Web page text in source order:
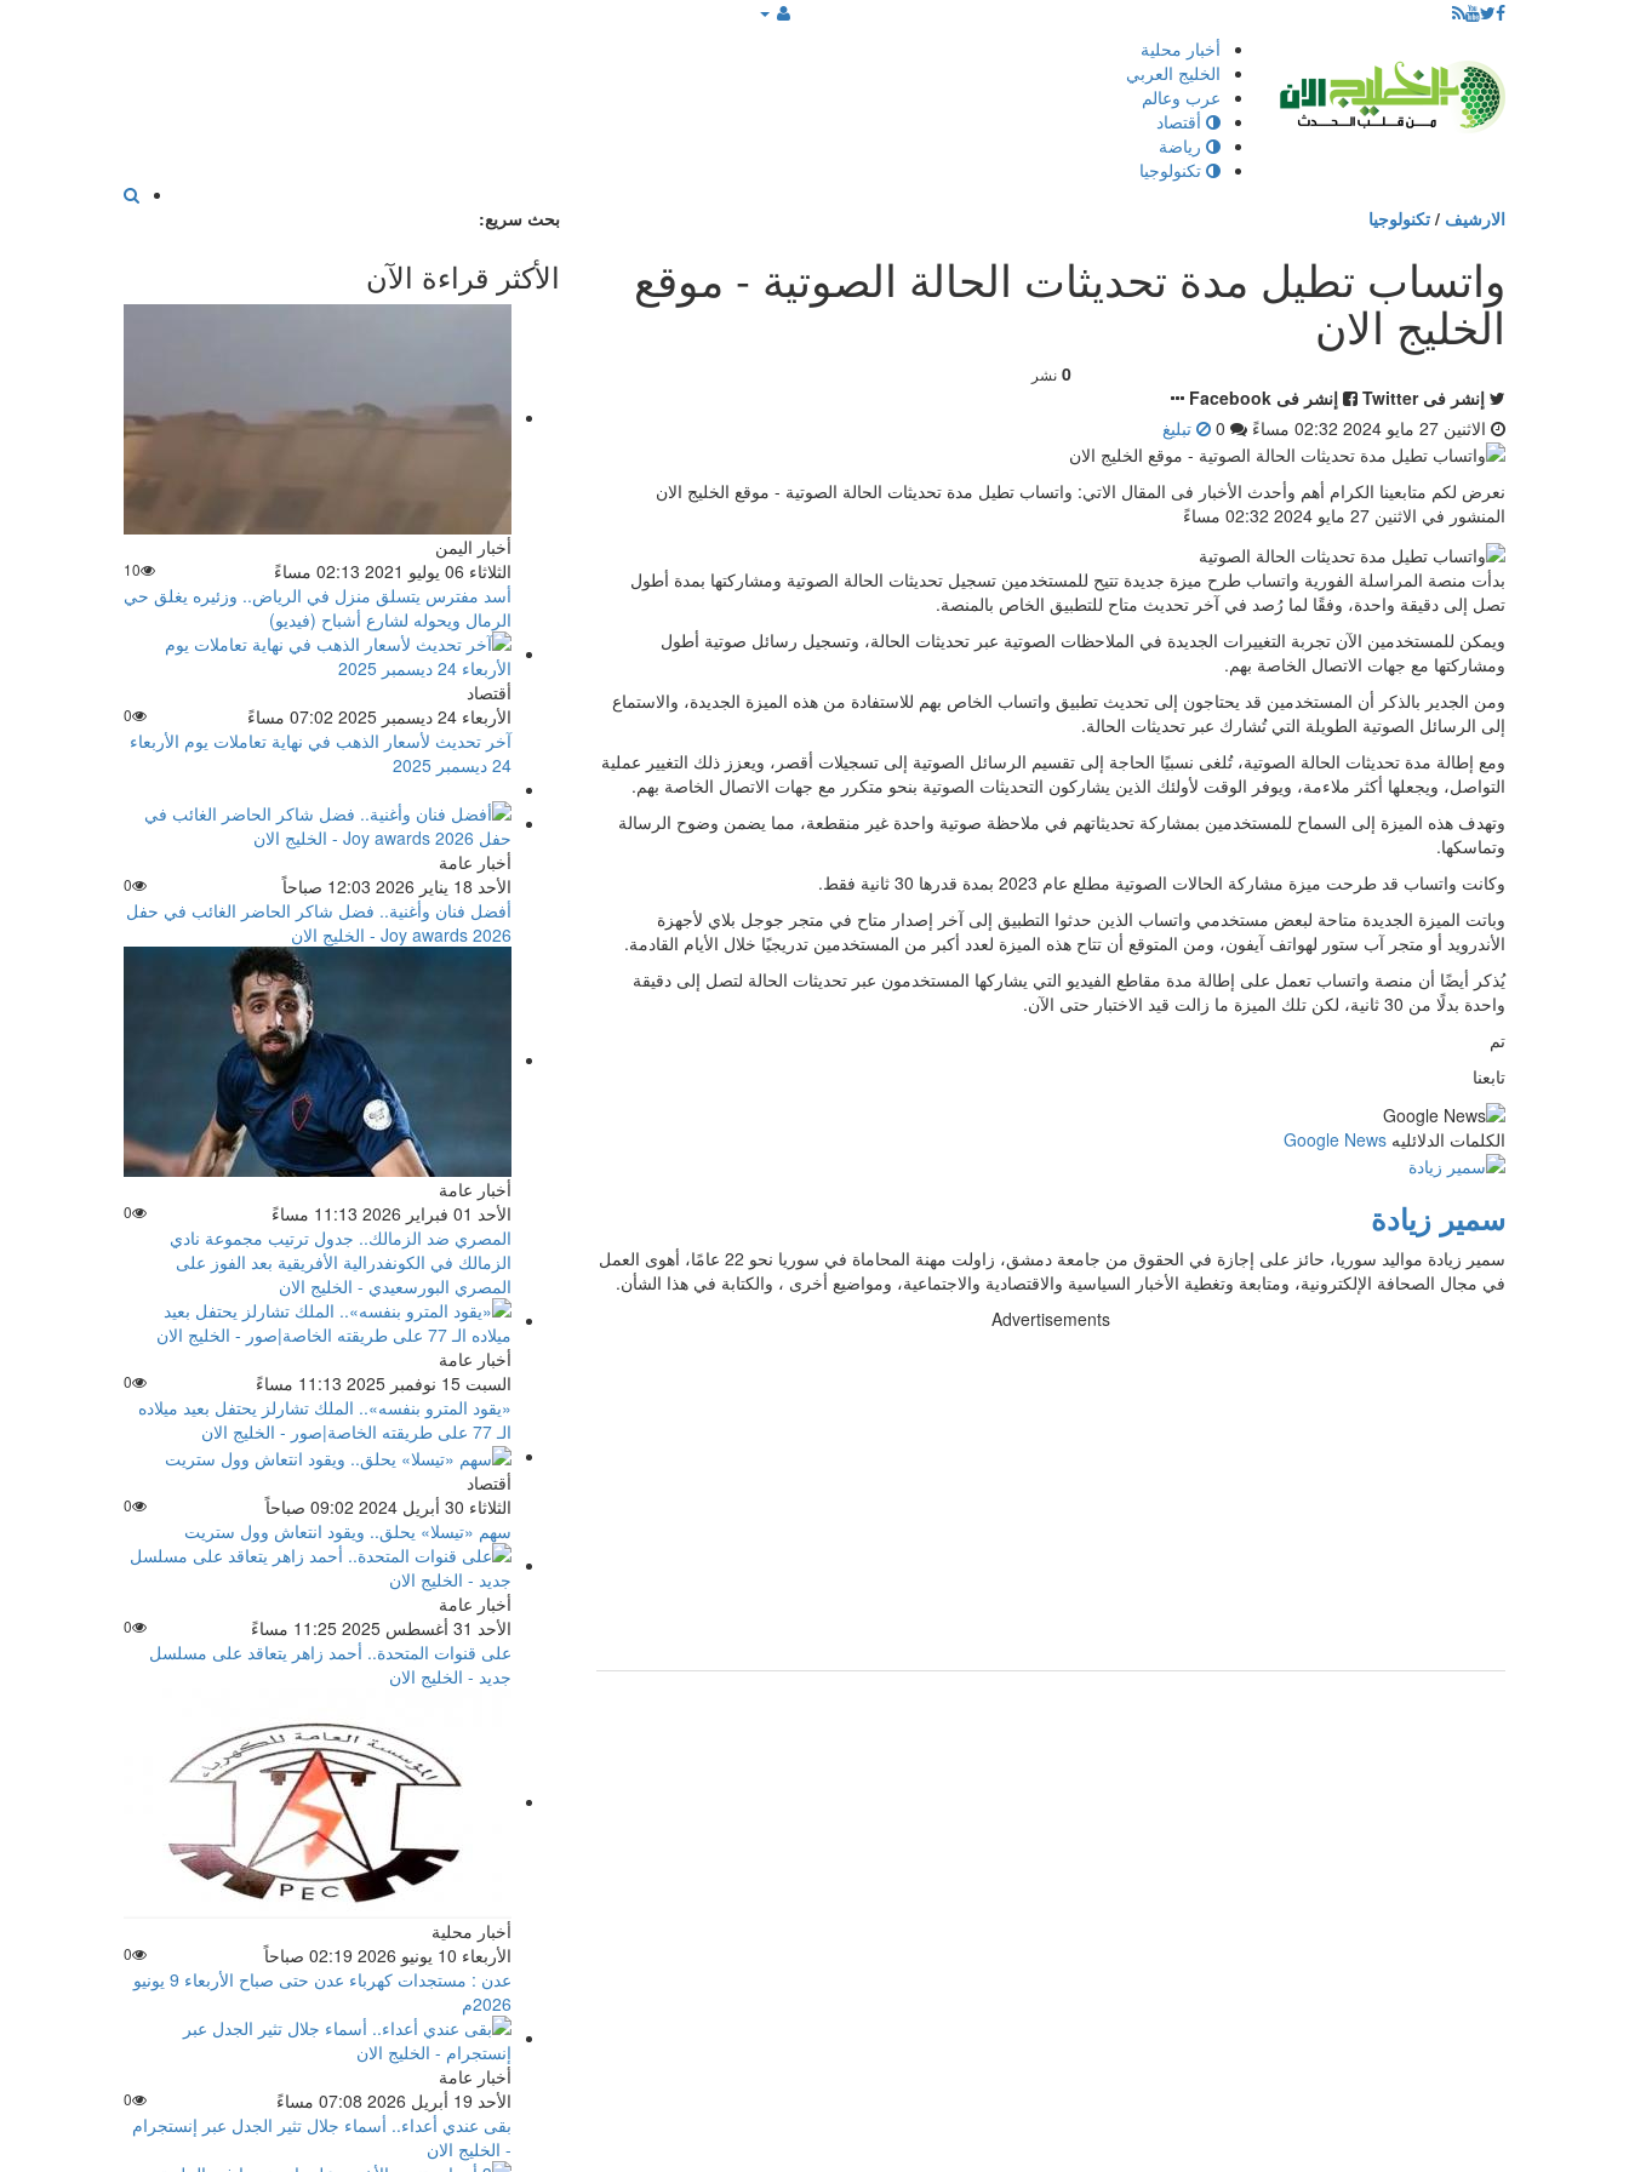
إذهب
المحتوى
أخبار محلية
الخليج العربي
عرب وعالم
أقتصاد
رياضة
تكنولوجيا
الارشيف / تكنولوجيا
واتساب تطيل مدة تحديثات الحالة الصوتية - موقع
الخليج الان
0 نشر
إنشر فى Twitter
إنشر فى Facebook
الاثنين 27 مايو 2024 02:32 مساءً
تبليغ
نعرض لكم متابعينا الكرام أهم وأحدث الأخبار فى المقال الاتي: واتساب تطيل مدة تحديثات الحالة الصوتية - موقع الخليج الان
المنشور في الاثنين 27 مايو 2024 02:32 مساءً
بدأت منصة المراسلة الفورية واتساب طرح ميزة جديدة تتيح للمستخدمين تسجيل تحديثات الحالة الصوتية ومشاركتها بمدة أطول
تصل إلى دقيقة واحدة، وفقًا لما رُصد في آخر تحديث متاح للتطبيق الخاص بالمنصة.
ويمكن للمستخدمين الآن تجربة التغييرات الجديدة في الملاحظات الصوتية عبر تحديثات الحالة، وتسجيل رسائل صوتية أطول
ومشاركتها مع جهات الاتصال الخاصة بهم.
ومن الجدير بالذكر أن المستخدمين قد يحتاجون إلى تحديث تطبيق واتساب الخاص بهم للاستفادة من هذه الميزة الجديدة، والاستماع
إلى الرسائل الصوتية الطويلة التي تُشارك عبر تحديثات الحالة.
ومع إطالة مدة تحديثات الحالة الصوتية، تُلغى نسبيًا الحاجة إلى تقسيم الرسائل الصوتية إلى تسجيلات أقصر، ويعزز ذلك التغيير عملية
التواصل، ويجعلها أكثر ملاءمة، ويوفر الوقت لأولئك الذين يشاركون التحديثات الصوتية بنحو متكرر مع جهات الاتصال الخاصة بهم.
وتهدف هذه الميزة إلى السماح للمستخدمين بمشاركة تحديثاتهم في ملاحظة صوتية واحدة غير منقطعة، مما يضمن وضوح الرسالة
وتماسكها.
وكانت واتساب قد طرحت ميزة مشاركة الحالات الصوتية مطلع عام 2023 بمدة قدرها 30 ثانية فقط.
وباتت الميزة الجديدة متاحة لبعض مستخدمي واتساب الذين حدثوا التطبيق إلى آخر إصدار متاح في متجر جوجل بلاي لأجهزة
الأندرويد أو متجر آب ستور لهواتف آيفون، ومن المتوقع أن تتاح هذه الميزة لعدد أكبر من المستخدمين تدريجيًا خلال الأيام القادمة.
يُذكر أيضًا أن منصة واتساب تعمل على إطالة مدة مقاطع الفيديو التي يشاركها المستخدمون عبر تحديثات الحالة لتصل إلى دقيقة
واحدة بدلًا من 30 ثانية، لكن تلك الميزة ما زالت قيد الاختبار حتى الآن.
تم
تابعنا
الكلمات الدلائليه Google News
سمير زيادة
سمير زيادة مواليد سوريا، حائز على إجازة في الحقوق من جامعة دمشق، زاولت مهنة المحاماة في سوريا نحو 22 عامًا، أهوى العمل
في مجال الصحافة الإلكترونية، ومتابعة وتغطية الأخبار السياسية والاقتصادية والاجتماعية، ومواضيع أخرى ، والكتابة في هذا الشأن.
Advertisements
بحث سريع:
الأكثر قراءة الآن
أخبار اليمن
الثلاثاء 06 يوليو 2021 02:13 مساءً
10
أسد مفترس يتسلق منزل في الرياض.. وزئيره يغلق حي
الرمال ويحوله لشارع أشباح (فيديو)
أقتصاد
الأربعاء 24 ديسمبر 2025 07:02 مساءً
0
آخر تحديث لأسعار الذهب في نهاية تعاملات يوم الأربعاء
24 ديسمبر 2025
أخبار عامة
الأحد 18 يناير 2026 12:03 صباحاً
0
أفضل فنان وأغنية.. فضل شاكر الحاضر الغائب في حفل
Joy awards 2026 - الخليج الان
أخبار عامة
الأحد 01 فبراير 2026 11:13 مساءً
0
المصري ضد الزمالك.. جدول ترتيب مجموعة نادي
الزمالك في الكونفدرالية الأفريقية بعد الفوز على
المصري البورسعيدي - الخليج الان
أخبار عامة
السبت 15 نوفمبر 2025 11:13 مساءً
0
«يقود المترو بنفسه».. ​​​​​الملك تشارلز يحتفل بعيد ميلاده
الـ 77 على طريقته الخاصة|صور - الخليج الان
أقتصاد
الثلاثاء 30 أبريل 2024 09:02 صباحاً
0
سهم «تيسلا» يحلق.. ويقود انتعاش وول ستريت
أخبار عامة
الأحد 31 أغسطس 2025 11:25 مساءً
0
على قنوات المتحدة.. أحمد زاهر يتعاقد على مسلسل
جديد - الخليج الان
أخبار محلية
الأربعاء 10 يونيو 2026 02:19 صباحاً
0
عدن : مستجدات كهرباء عدن حتى صباح الأربعاء 9 يونيو
2026م
أخبار عامة
الأحد 19 أبريل 2026 07:08 مساءً
0
بقى عندي أعداء.. أسماء جلال تثير الجدل عبر إنستجرام
- الخليج الان